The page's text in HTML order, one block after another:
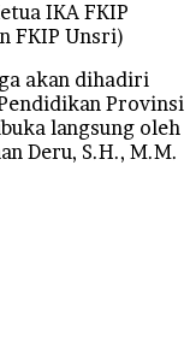
IKA FKIP
FKIP Unsri)
akan dihadiri
Provinsi
langsung oleh
Deru, S.H., M.M.